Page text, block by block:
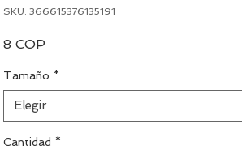
SKU: 366615376135191
8 COP
Tamaño *
Elegir
Cantidad *